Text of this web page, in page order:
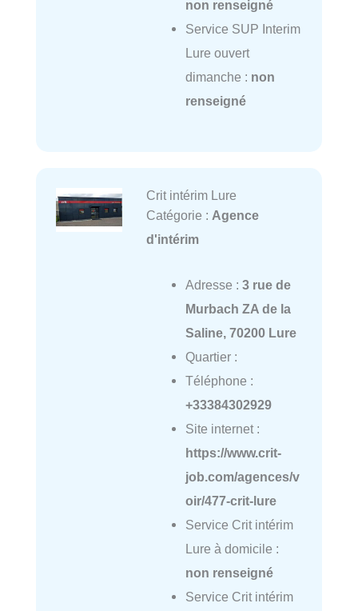
non renseigné
Service SUP Interim
Lure ouvert
dimanche : non
renseigné
Crit intérim Lure
Catégorie : Agence
d'intérim
Adresse : 3 rue de
Murbach ZA de la
Saline, 70200 Lure
Quartier :
Téléphone :
+33384302929
Site internet :
https://www.crit-
job.com/agences/v
oir/477-crit-lure
Service Crit intérim
Lure à domicile :
non renseigné
Service Crit intérim